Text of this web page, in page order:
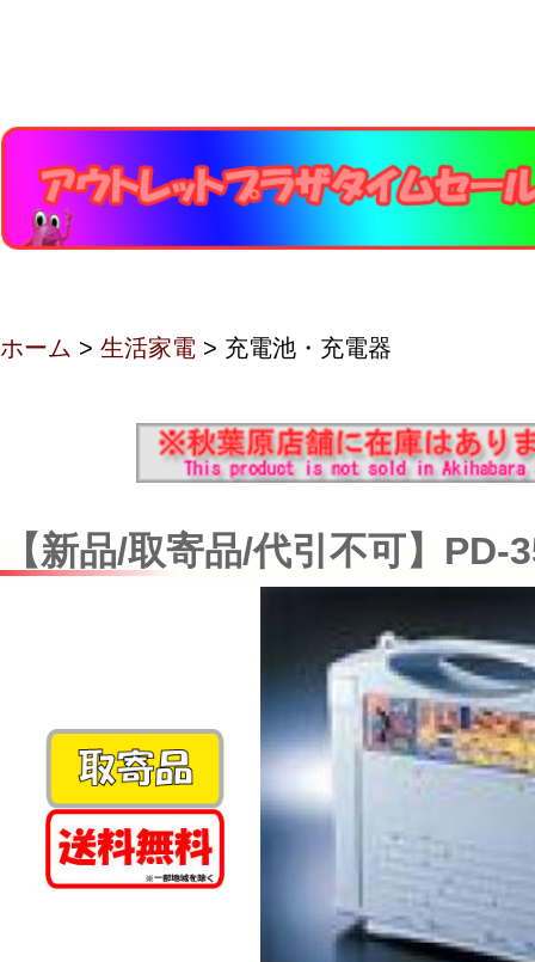
ホーム > 生活家電 > 充電池・充電器
【新品/取寄品/代引不可】PD-